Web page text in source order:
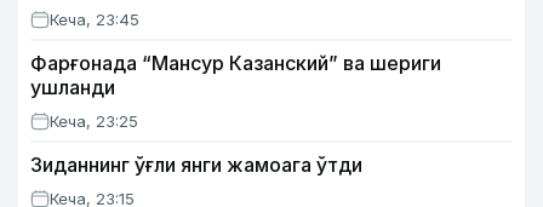
Кеча, 23:45
Фарғонада “Мансур Казанский” ва шериги
ушланди
Кеча, 23:25
Зиданнинг ўғли янги жамоага ўтди
Кеча, 23:15